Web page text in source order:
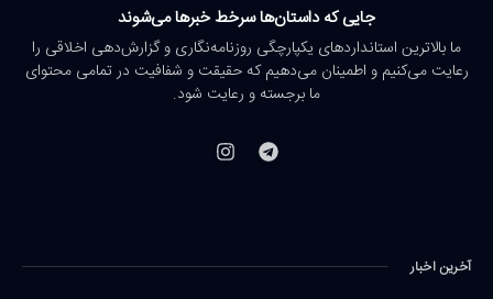
جایی که داستان‌ها سرخط خبرها می‌شوند
ما بالاترین استانداردهای یکپارچگی روزنامه‌نگاری و گزارش‌دهی اخلاقی را
رعایت می‌کنیم و اطمینان می‌دهیم که حقیقت و شفافیت در تمامی محتوای
ما برجسته و رعایت شود.
آخرین اخبار